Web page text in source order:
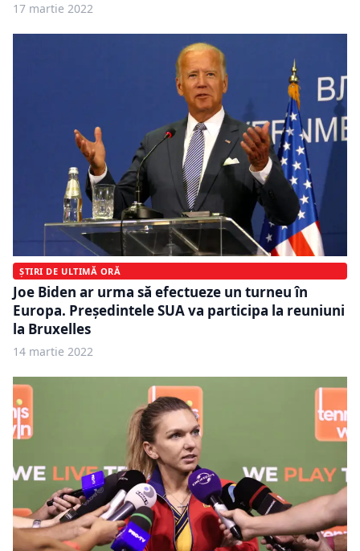
17 martie 2022
ȘTIRI DE ULTIMĂ ORĂ
Joe Biden ar urma să efectueze un turneu în
Europa. Președintele SUA va participa la reuniuni
la Bruxelles
14 martie 2022